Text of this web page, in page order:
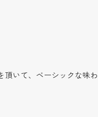
頂いて、ベーシックな味わ